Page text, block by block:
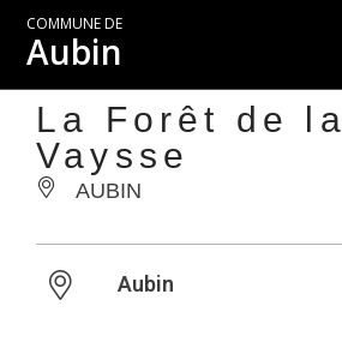
COMMUNE DE
Aubin
La Forêt de la
Vaysse
AUBIN
Aubin